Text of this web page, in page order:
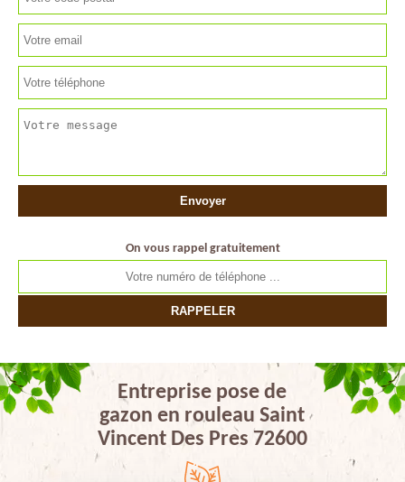
On vous rappel gratuitement
Entreprise pose de
gazon en rouleau Saint
Vincent Des Pres 72600